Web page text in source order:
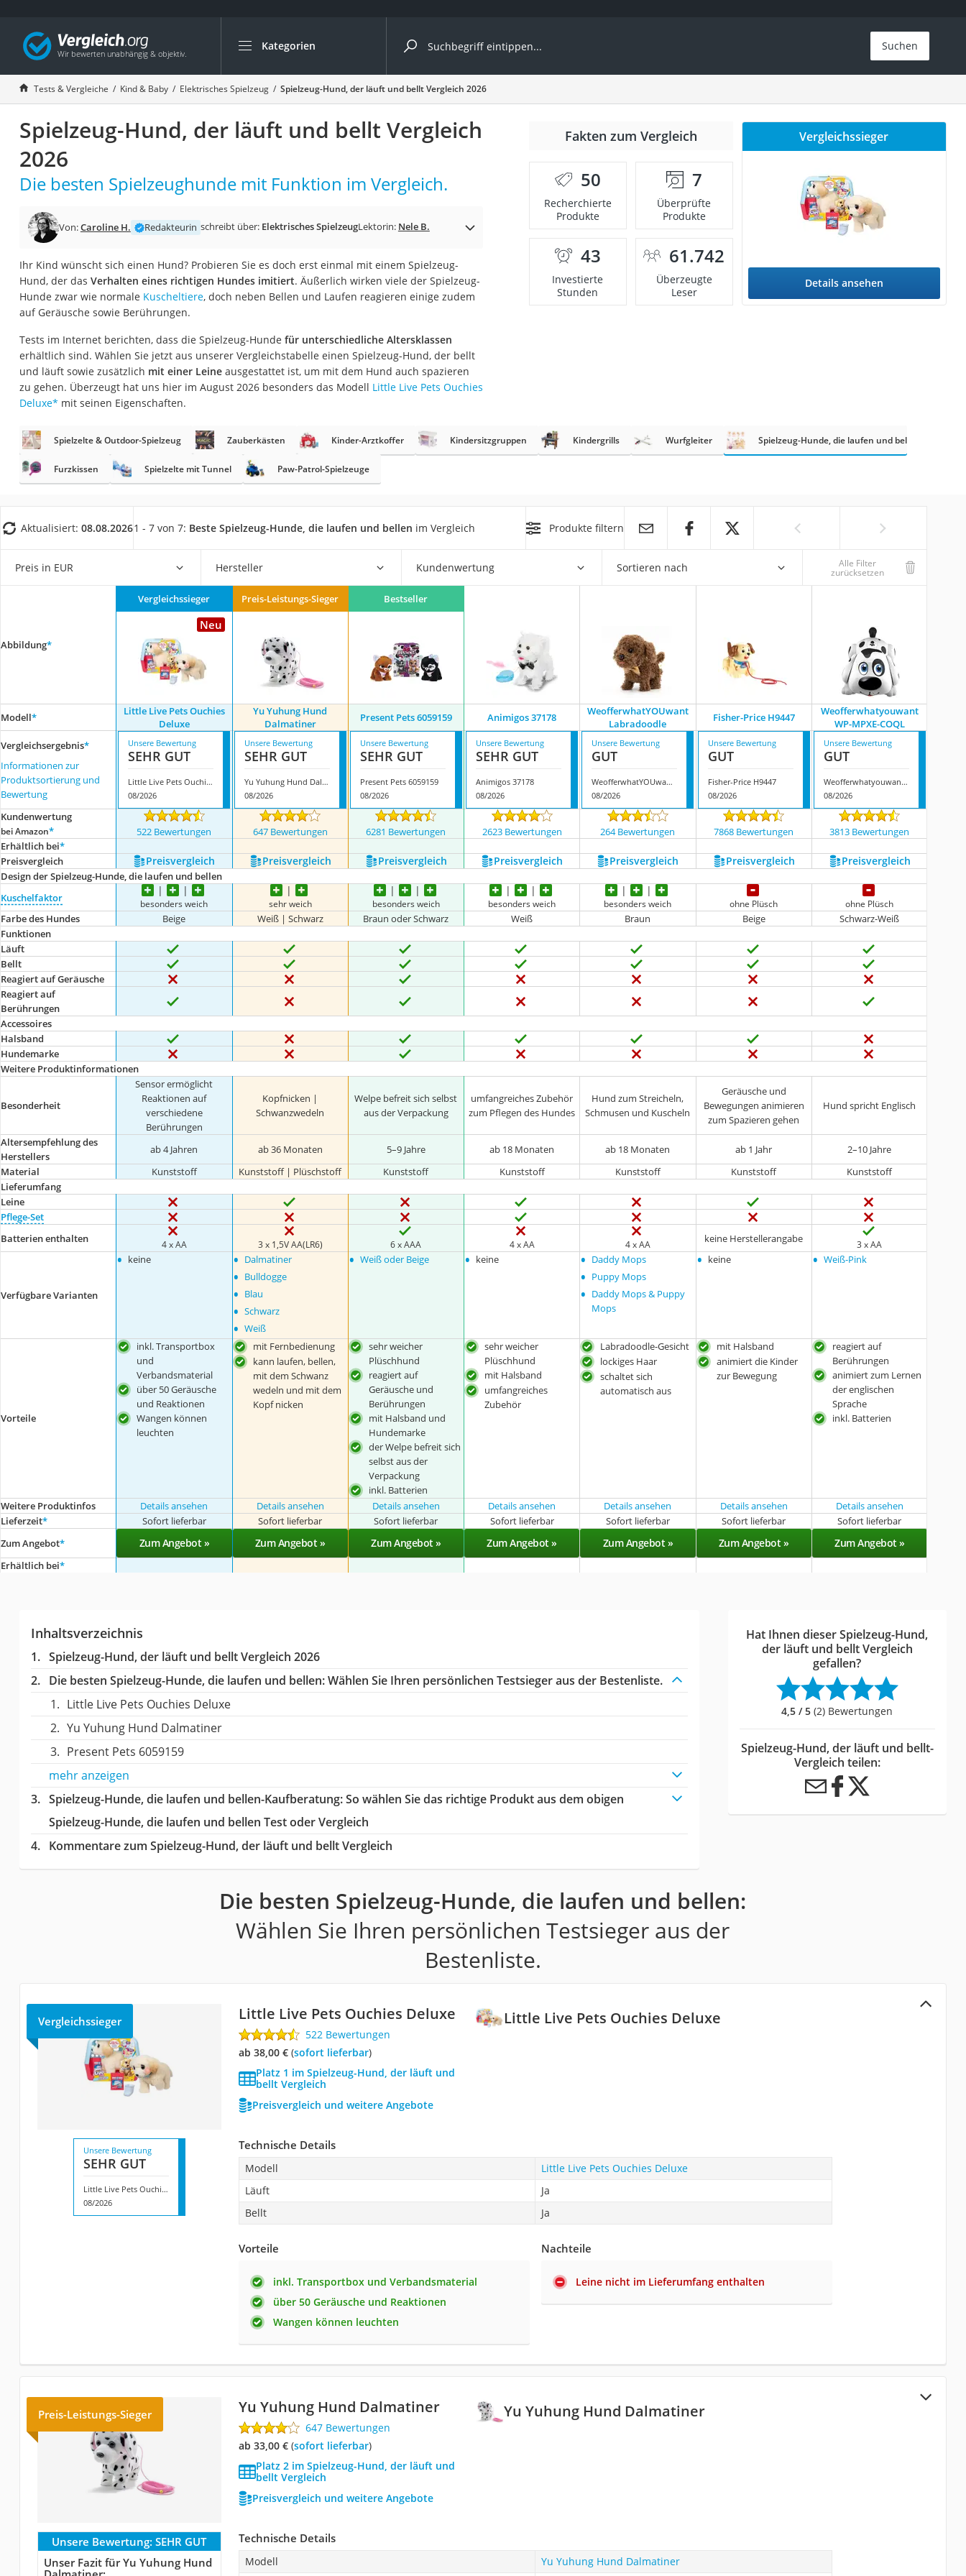
Kategorien
Die beliebtesten Vergleiche nach Kategorie
Kind & Baby
Babyphone mit 2 Kameras
Walkie-Talkie Kinder
Rollschuhe für Kinder
Kinderschubkarre
Babyschlafsack
Babyphone
Treppenschutzgitter
Kindersitz ab 4 Jahren
Kindersitz 15–36 kg
Barfußschuhe Kinder
Ferngesteuerter Hubschrauber
Service
Suchen
Tests & Vergleiche Kind & Baby Elektrisches Spielzeug Spielzeug-Hund, der läuft und bellt Vergleich 2026
Spielzeug-Hund, der läuft und bellt Vergleich
2026
Die besten Spielzeughunde mit Funktion im Vergleich.
Von:Caroline H. Redakteurin schreibt über: Elektrisches SpielzeugLektorin: Nele B.
Ihr Kind wünscht sich einen Hund? Probieren Sie es doch erst einmal mit einem Spielzeug-
Hund, der das Verhalten eines richtigen Hundes imitiert. Äußerlich wirken viele der Spielzeug-
Hunde zwar wie normale Kuscheltiere, doch neben Bellen und Laufen reagieren einige zudem
auf Geräusche sowie Berührungen.
Tests im Internet berichten, dass die Spielzeug-Hunde für unterschiedliche Altersklassen
erhältlich sind. Wählen Sie jetzt aus unserer Vergleichstabelle einen Spielzeug-Hund, der bellt
und läuft sowie zusätzlich mit einer Leineausgestattet ist, um mit dem Hund auch spazieren
zu gehen. Überzeugt hat uns hier im August 2026 besonders das Modell Little Live Pets Ouchies
Deluxe* mit seinen Eigenschaften.
Fakten zum Vergleich
50
Recherchierte
Produkte
7
Überprüfte
Produkte
43
Investierte
Stunden
61.742
Überzeugte
Leser
Vergleichssieger
Details ansehen
Spielzelte & Outdoor-Spielzeug Zauberkästen Kinder-Arztkoffer Kindersitzgruppen Kindergrills Wurfgleiter Spielzeug-Hunde, die laufen und bellen
Furzkissen Spielzelte mit Tunnel Paw-Patrol-Spielzeuge
Aktualisiert: 08.08.20261 - 7 von 7: Beste Spielzeug-Hunde, die laufen und bellen im Vergleich Produkte filtern
Preis in EUR Hersteller Kundenwertung Sortieren nach Alle Filter
zurücksetzen
Abbildung*
Vergleichssieger
Neu
Preis-Leistungs-Sieger Bestseller
Modell*
Little Live Pets Ouchies
Deluxe
Yu Yuhung Hund
Dalmatiner
Present Pets 6059159 Animigos 37178
WeofferwhatYOUwant
Labradoodle
Fisher-Price H9447
Weofferwhatyouwant
WP-MPXE-COQL
Vergleichsergebnis*
Informationen zur
Produktsortierung und
Bewertung
Unsere Bewertung
SEHR GUT
Little Live Pets Ouchies Deluxe
08/2026
Unsere Bewertung
SEHR GUT
Yu Yuhung Hund Dalmatiner
08/2026
Unsere Bewertung
SEHR GUT
Present Pets 6059159
08/2026
Unsere Bewertung
SEHR GUT
Animigos 37178
08/2026
Unsere Bewertung
GUT
WeofferwhatYOUwant Labradoodle
08/2026
Unsere Bewertung
GUT
Fisher-Price H9447
08/2026
Unsere Bewertung
GUT
Weofferwhatyouwant WP-MPXE-COQL
08/2026
Kundenwertung
bei Amazon* 522 Bewertungen 647 Bewertungen 6281 Bewertungen 2623 Bewertungen 264 Bewertungen 7868 Bewertungen
3813 Bewertungen
Erhältlich bei*
Preis­vergleich
Preis­vergleich Preis­vergleich Preis­vergleich Preis­vergleich Preis­vergleich Preis­vergleich Preis­vergleich
Design der Spielzeug-Hunde, die laufen und bellen
Kuschelfaktor
besonders weich sehr weich besonders weich besonders weich besonders weich ohne Plüsch ohne Plüsch
Farbe des Hundes Beige Weiß | Schwarz Braun oder Schwarz Weiß Braun Beige
Schwarz-Weiß
Funktionen
Läuft
Bellt
Reagiert auf Geräusche
Reagiert auf
Berührungen
Accessoires
Halsband
Hundemarke
Weitere Produktinformationen
Besonderheit
Sensor ermöglicht
Reaktionen auf
verschiedene
Berührungen
Kopfnicken |
Schwanzwedeln
Welpe befreit sich selbst
aus der Verpackung
umfangreiches Zubehör
zum Pflegen des Hundes
Hund zum Streicheln,
Schmusen und Kuscheln
Geräusche und
Bewegungen animieren
zum Spazieren gehen
Hund spricht Englisch
Altersempfehlung des
Herstellers
ab 4 Jahren ab 36 Monaten 5–9 Jahre ab 18 Monaten ab 18 Monaten ab 1 Jahr
2–10 Jahre
Material
Kunststoff Kunststoff | Plüschstoff Kunststoff Kunststoff Kunststoff Kunststoff
Kunststoff
Lieferumfang
Leine
Pflege-Set
Batterien enthalten
4 x AA 3 x 1,5V AA(LR6) 6 x AAA 4 x AA 4 x AA keine Herstellerangabe 3 x AA
Verfügbare Varianten
• keine • Dalmatiner
• Bulldogge
• Blau
• Schwarz
• Weiß
• Weiß oder Beige • keine • Daddy Mops
• Puppy Mops
• Daddy Mops & Puppy
Mops
• keine • Weiß-Pink
Vorteile
inkl. Transportbox
und
Verbandsmaterial
über 50 Geräusche
und Reaktionen
Wangen können
leuchten
mit Fernbedienung
kann laufen, bellen,
mit dem Schwanz
wedeln und mit dem
Kopf nicken
sehr weicher
Plüschhund
reagiert auf
Geräusche und
Berührungen
mit Halsband und
Hundemarke
der Welpe befreit sich
selbst aus der
Verpackung
inkl. Batterien
sehr weicher
Plüschhund
mit Halsband
umfangreiches
Zubehör
Labradoodle-Gesicht
lockiges Haar
schaltet sich
automatisch aus
mit Halsband
animiert die Kinder
zur Bewegung
reagiert auf
Berührungen
animiert zum Lernen
der englischen
Sprache
inkl. Batterien
Weitere Produktinfos Details ansehen Details ansehen Details ansehen Details ansehen Details ansehen Details ansehen
Details ansehen
Lieferzeit* Sofort lieferbar Sofort lieferbar Sofort lieferbar Sofort lieferbar Sofort lieferbar Sofort lieferbar
Sofort lieferbar
Zum Angebot* Zum Angebot » Zum Angebot » Zum Angebot » Zum Angebot » Zum Angebot » Zum Angebot » Zum Angebot »
Erhältlich bei*
Inhaltsverzeichnis
Spielzeug-Hund, der läuft und bellt Vergleich 2026
Die besten Spielzeug-Hunde, die laufen und bellen:Wählen Sie Ihren persönlichen Testsieger aus der Bestenliste.
Little Live Pets Ouchies Deluxe
Yu Yuhung Hund Dalmatiner
Present Pets 6059159
mehr anzeigen
Spielzeug-Hunde, die laufen und bellen-Kaufberatung: So wählen Sie das richtige Produkt aus dem obigen
Spielzeug-Hunde, die laufen und bellen Test oder Vergleich
Kommentare zum Spielzeug-Hund, der läuft und bellt Vergleich
Hat Ihnen dieser Spielzeug-Hund,
der läuft und bellt Vergleich
gefallen?
4,5 / 5 (2) Bewertungen
Spielzeug-Hund, der läuft und bellt-
Vergleich teilen:
Die besten Spielzeug-Hunde, die laufen und bellen:
Wählen Sie Ihren persönlichen Testsieger aus der
Bestenliste.
Little Live Pets Ouchies Deluxe
Vergleichssieger Little Live Pets Ouchies Deluxe
522 Bewertungen
ab 38,00 €( Sofort lieferbar)
Platz 1 im Spielzeug-Hund, der läuft und
bellt Vergleich
Preisvergleich und weitere Angebote
Unsere Bewertung
SEHR GUT
Little Live Pets Ouchies Deluxe
08/2026
Technische Details
Modell
Little Live Pets Ouchies Deluxe
Läuft
Ja
Bellt
Ja
Vorteile
inkl. Transportbox und Verbandsmaterial
über 50 Geräusche und Reaktionen
Wangen können leuchten
Nachteile
Leine nicht im Lieferumfang enthalten
Yu Yuhung Hund Dalmatiner
Preis-Leistungs-Sieger Yu Yuhung Hund Dalmatiner
647 Bewertungen
ab 33,00 €( Sofort lieferbar)
Platz 2 im Spielzeug-Hund, der läuft und
bellt Vergleich
Preisvergleich und weitere Angebote
Unsere Bewertung: SEHR GUT
Unser Fazit für Yu Yuhung Hund
Technische Details
Modell Yu Yuhung Hund Dalmatiner